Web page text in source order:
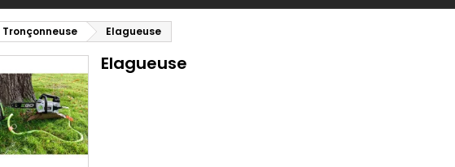
Tronçonneuse Elagueuse
Elagueuse